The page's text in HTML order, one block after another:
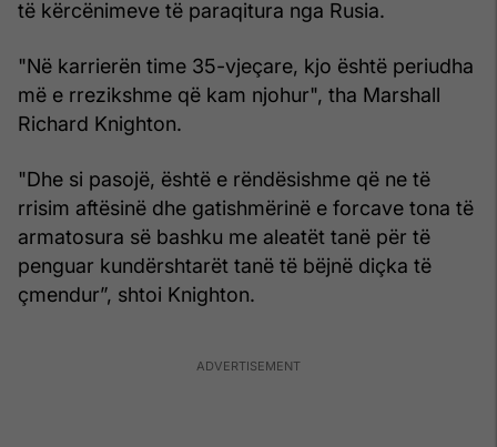
të kërcënimeve të paraqitura nga Rusia.
"Në karrierën time 35-vjeçare, kjo është periudha
më e rrezikshme që kam njohur", tha Marshall
Richard Knighton.
"Dhe si pasojë, është e rëndësishme që ne të
rrisim aftësinë dhe gatishmërinë e forcave tona të
armatosura së bashku me aleatët tanë për të
penguar kundërshtarët tanë të bëjnë diçka të
çmendur”, shtoi Knighton.